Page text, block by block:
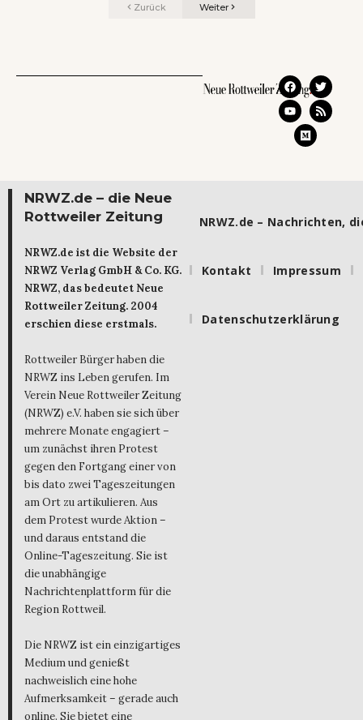
Zurück Weiter
NRWZ.de – die Neue
Rottweiler Zeitung
NRWZ.de ist die Website der
NRWZ Verlag GmbH & Co. KG.
NRWZ, das bedeutet Neue
Rottweiler Zeitung. 2004
erschien diese erstmals.
Rottweiler Bürger haben die
NRWZ ins Leben gerufen. Im
Verein Neue Rottweiler Zeitung
(NRWZ) e.V. haben sie sich über
mehrere Monate engagiert –
um zunächst ihren Protest
gegen den Fortgang einer von
bis dato zwei Tageszeitungen
am Ort zu artikulieren. Aus
dem Protest wurde Aktion –
und daraus entstand die
Online-Tageszeitung. Sie ist
die unabhängige
Nachrichtenplattform für die
Region Rottweil.
Die NRWZ ist ein einzigartiges
Medium und genießt
nachweislich eine hohe
Aufmerksamkeit – gerade auch
online. Sie bietet eine
NRWZ.de – Nachrichten,
Kontakt Impressum
Datenschutzerklärung